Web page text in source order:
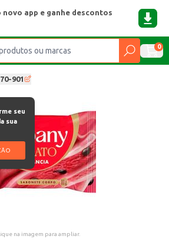
novo app e ganhe descontos
0
901
seu
sua
na imagem para ampliar.